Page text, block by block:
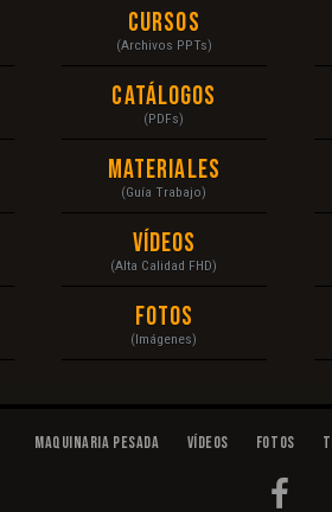
Cursos
(Archivos PPTs)
Catálogos
(PDFs)
Materiales
(Guía Trabajo)
Vídeos
(Alta Calidad FHD)
Fotos
(Imágenes)
Maquinaria Pesada Vídeos Fotos